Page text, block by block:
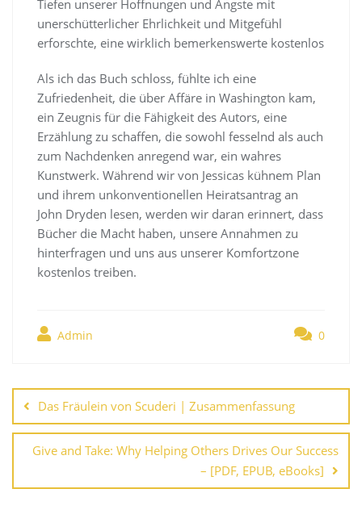
Tiefen unserer Hoffnungen und Ängste mit
unerschütterlicher Ehrlichkeit und Mitgefühl
erforschte, eine wirklich bemerkenswerte kostenlos
Als ich das Buch schloss, fühlte ich eine
Zufriedenheit, die über Affäre in Washington kam,
ein Zeugnis für die Fähigkeit des Autors, eine
Erzählung zu schaffen, die sowohl fesselnd als auch
zum Nachdenken anregend war, ein wahres
Kunstwerk. Während wir von Jessicas kühnem Plan
und ihrem unkonventionellen Heiratsantrag an
John Dryden lesen, werden wir daran erinnert, dass
Bücher die Macht haben, unsere Annahmen zu
hinterfragen und uns aus unserer Komfortzone
kostenlos treiben.
Admin 0
de
entradas
Das Fräulein von Scuderi | Zusammenfassung
Give and Take: Why Helping Others Drives Our Success
– [PDF, EPUB, eBooks]